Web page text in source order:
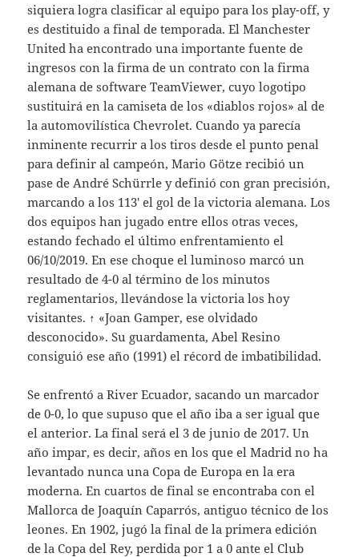
siquiera logra clasificar al equipo para los play-off, y
es destituido a final de temporada. El Manchester
United ha encontrado una importante fuente de
ingresos con la firma de un contrato con la firma
alemana de software TeamViewer, cuyo logotipo
sustituirá en la camiseta de los «diablos rojos» al de
la automovilística Chevrolet. Cuando ya parecía
inminente recurrir a los tiros desde el punto penal
para definir al campeón, Mario Götze recibió un
pase de André Schürrle y definió con gran precisión,
marcando a los 113′ el gol de la victoria alemana. Los
dos equipos han jugado entre ellos otras veces,
estando fechado el último enfrentamiento el
06/10/2019. En ese choque el luminoso marcó un
resultado de 4-0 al término de los minutos
reglamentarios, llevándose la victoria los hoy
visitantes. ↑ «Joan Gamper, ese olvidado
desconocido». Su guardamenta, Abel Resino
consiguió ese año (1991) el récord de imbatibilidad.
Se enfrentó a River Ecuador, sacando un marcador
de 0-0, lo que supuso que el año iba a ser igual que
el anterior. La final será el 3 de junio de 2017. Un
año impar, es decir, años en los que el Madrid no ha
levantado nunca una Copa de Europa en la era
moderna. En cuartos de final se encontraba con el
Mallorca de Joaquín Caparrós, antiguo técnico de los
leones. En 1902, jugó la final de la primera edición
de la Copa del Rey, perdida por 1 a 0 ante el Club